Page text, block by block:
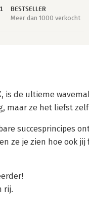
BESTSELLER
Meer dan 1000 verkocht
is de ultieme
maar ze het liefst
succesprincipes
ze je zien hoe ook
rij.